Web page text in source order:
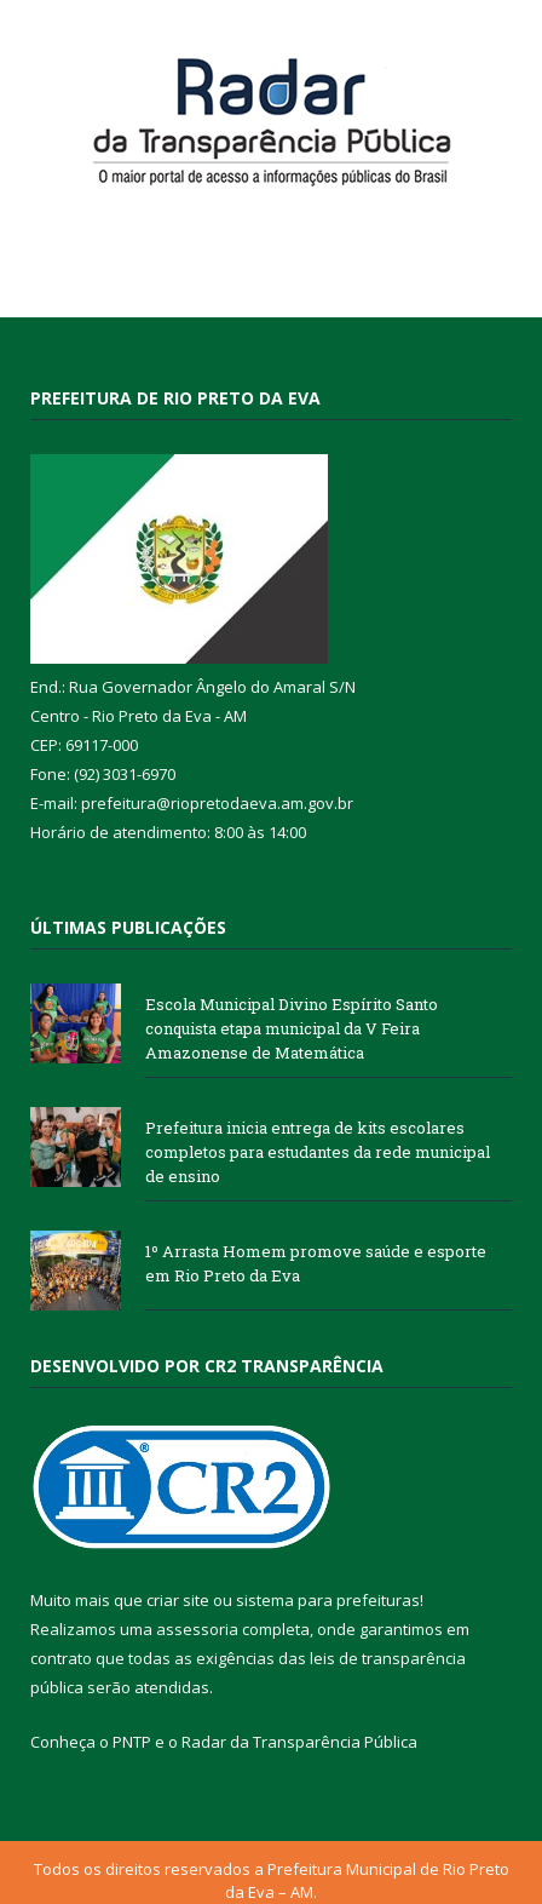
PREFEITURA DE RIO PRETO DA EVA
End.: Rua Governador Ângelo do Amaral S/N
Centro - Rio Preto da Eva - AM
CEP: 69117-000
Fone: (92) 3031-6970
E-mail: prefeitura@riopretodaeva.am.gov.br
Horário de atendimento: 8:00 às 14:00
ÚLTIMAS PUBLICAÇÕES
Escola Municipal Divino Espírito Santo
conquista etapa municipal da V Feira
Amazonense de Matemática
Prefeitura inicia entrega de kits escolares
completos para estudantes da rede municipal
de ensino
1º Arrasta Homem promove saúde e esporte
em Rio Preto da Eva
DESENVOLVIDO POR CR2 TRANSPARÊNCIA
Muito mais que criar site ou sistema para prefeituras!
Realizamos uma assessoria completa, onde garantimos em
contrato que todas as exigências das leis de transparência
pública serão atendidas.
Conheça o PNTP e o Radar da Transparência Pública
Todos os direitos reservados a Prefeitura Municipal de Rio Preto
da Eva – AM.